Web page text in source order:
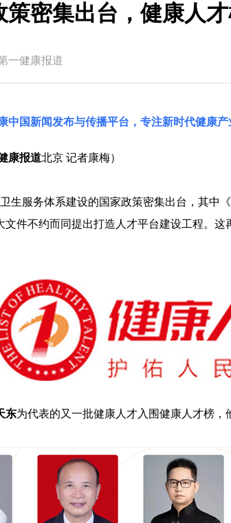
策密集出台，健康人
一健康报道
中国新闻发布与传播平台，专注新时代健康
康报道北京 记者康梅）
生服务体系建设的国家政策密集出台，其中
件不约而同提出打造人才平台建设工程。这
东为代表的又一批健康人才入围健康人才榜，